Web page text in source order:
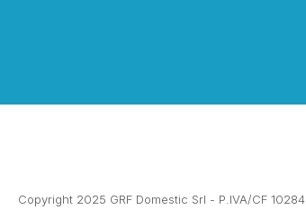
Copyright 2025 GRF Domestic Srl - P.IVA/CF